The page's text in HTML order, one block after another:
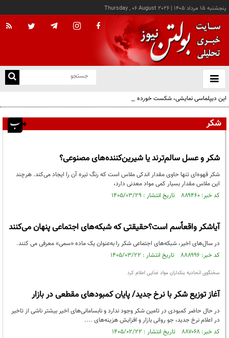
پنجشنبه ۱۵ مرداد ۱۴۰۵ |
Thursday , 06 August 2026
باز
و
این دیپلماسی نمایشی، شکست خورده است/واقعیت‌ها را بپذیرید و به تعهدات خود عمل کنید
شکر
شکر و عسل سالم‌ترند یا شیرین‌کننده‌های مصنوعی؟
شکر قهوه‌ای تنها حاوی مقدار اندکی ملاس است که رنگ تیره آن را ایجاد می‌کند. هرچند
این ملاس مقدار بسیار کمی مواد معدنی دارد،
کد خبر: ۸۸۹۴۶۰ تاریخ انتشار : ۱۴۰۵/۰۳/۲۹
آیاشکر واقعاًسم است؟حقیقتی که شبکه‌های اجتماعی پنهان می‌کنند
در سال‌های اخیر، شبکه‌های اجتماعی شکر را به‌عنوان یک ماده «سمی» معرفی می کنند.
کد خبر: ۸۸۸۹۹۶ تاریخ انتشار : ۱۴۰۵/۰۳/۲۲
سخنگوی اتحادیه بنکداران مواد غذایی اعلام کرد
آغاز توزیع شکر با نرخ جدید/ پایان کمبودهای مقطعی در بازار
در حال حاضر کمبودی در تامین شکر وجود ندارد و نابسامانی‌های اخیر بیشتر ناشی از تاخیر
در اعلام نرخ جدید، جو روانی بازار و افزایش هزینه‌های ....
کد خبر: ۸۸۷۰۶۸ تاریخ انتشار : ۱۴۰۵/۰۲/۲۲